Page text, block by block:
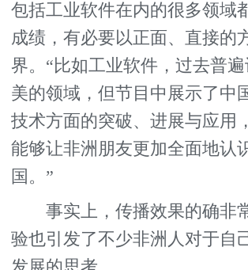
包括工业软件在内的很多领域
成绩，有必要以正面、直接的
界。“比如工业软件，过去普
美的领域，但节目中展示了中
技术方面的突破、进展与应用
能够让非洲朋友更加全面地认
国。”
事实上，传播效果的确非
验也引发了不少非洲人对于自